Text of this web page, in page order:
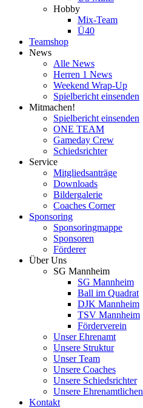
Hobby
Mix-Team
Ü40
Teamshop
News
Alle News
Herren 1 News
Weekend Wrap-Up
Spielbericht einsenden
Mitmachen!
Spielbericht einsenden
ONE TEAM
Gameday Crew
Schiedsrichter
Service
Mitgliedsanträge
Downloads
Bildergalerie
Coaches Corner
Sponsoring
Sponsoringmappe
Sponsoren
Förderer
Über Uns
SG Mannheim
SG Mannheim
Ball im Quadrat
DJK Mannheim
TSV Mannheim
Förderverein
Unser Ehrenamt
Unsere Struktur
Unser Team
Unsere Coaches
Unsere Schiedsrichter
Unsere Ehrenamtlichen
Kontakt